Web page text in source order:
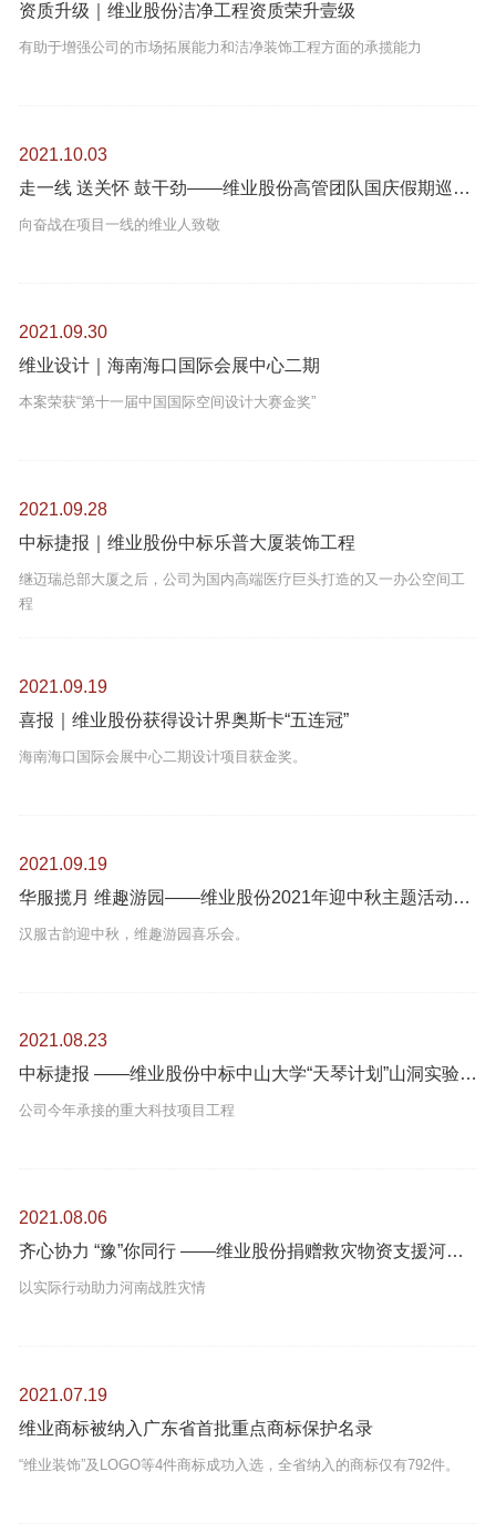
资质升级｜维业股份洁净工程资质荣升壹级
有助于增强公司的市场拓展能力和洁净装饰工程方面的承揽能力
2021.10.03
走一线 送关怀 鼓干劲——维业股份高管团队国庆假期巡查重点在建项目
向奋战在项目一线的维业人致敬
2021.09.30
维业设计｜海南海口国际会展中心二期
本案荣获“第十一届中国国际空间设计大赛金奖”
2021.09.28
中标捷报｜维业股份中标乐普大厦装饰工程
继迈瑞总部大厦之后，公司为国内高端医疗巨头打造的又一办公空间工
程
2021.09.19
喜报｜维业股份获得设计界奥斯卡“五连冠”
海南海口国际会展中心二期设计项目获金奖。
2021.09.19
华服揽月 维趣游园——维业股份2021年迎中秋主题活动欢乐举行
汉服古韵迎中秋，维趣游园喜乐会。
2021.08.23
中标捷报 ——维业股份中标中山大学“天琴计划”山洞实验室装饰工程
公司今年承接的重大科技项目工程
2021.08.06
齐心协力 “豫”你同行 ——维业股份捐赠救灾物资支援河南灾区
以实际行动助力河南战胜灾情
2021.07.19
维业商标被纳入广东省首批重点商标保护名录
“维业装饰”及LOGO等4件商标成功入选，全省纳入的商标仅有792件。